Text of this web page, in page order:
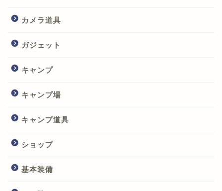
カメラ道具
ガジェット
キャンプ
キャンプ場
キャンプ道具
ショップ
基本装備